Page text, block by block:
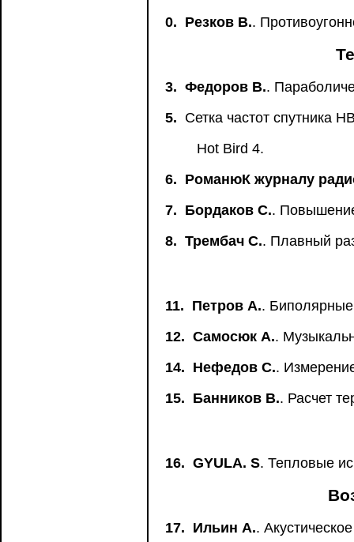
0. Резков В..
3. Федоров В..
5. Сетка частот спутника
Hot Bird 4.
6. РоманюК журналу
7. Бордаков С..
8. Трембач С.. Плавный
11. Петров А..
12. Самосюк А..
14. Нефедов С..
15. Банников В.. Расчет
16. GYULA. S. Тепловые
17. Ильин А..